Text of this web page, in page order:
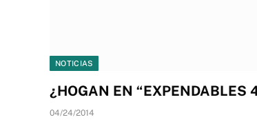
NOTICIAS
¿HOGAN EN “EXPENDABLES
04/24/2014